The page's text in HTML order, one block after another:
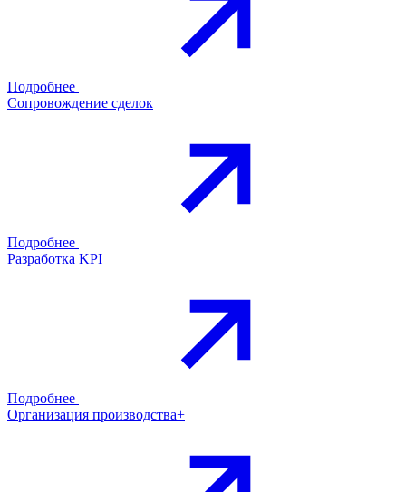
Подробнее
Сопровождение сделок
Подробнее
Разработка KPI
Подробнее
Организация производства+